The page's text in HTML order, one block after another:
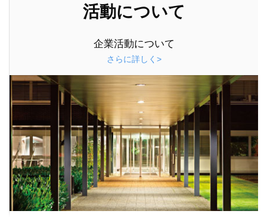
活動について
企業活動について
さらに詳しく>